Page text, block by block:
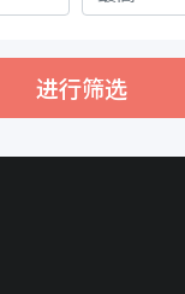
进行筛选